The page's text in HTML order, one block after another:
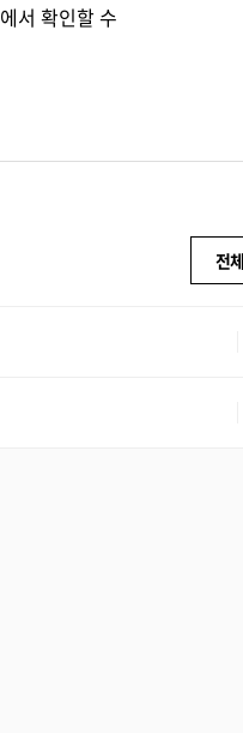
서 확인할 수
전